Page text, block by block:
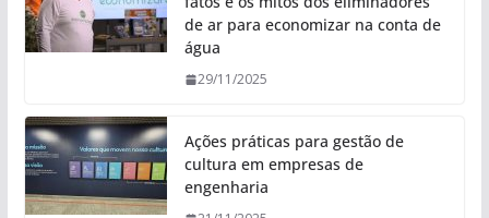
de ar para economizar na conta de
água
29/11/2025
Ações práticas para gestão de
cultura em empresas de
engenharia